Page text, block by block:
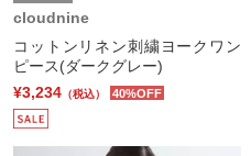
cloudnine
コットンリネン刺繍ヨークワン
ピース(ダークグレー)
¥3,234 （税込） 40%OFF